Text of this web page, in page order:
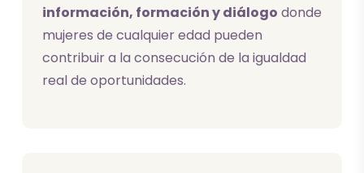
información, formación y diálogo donde
mujeres de cualquier edad pueden
contribuir a la consecución de la igualdad
real de oportunidades.